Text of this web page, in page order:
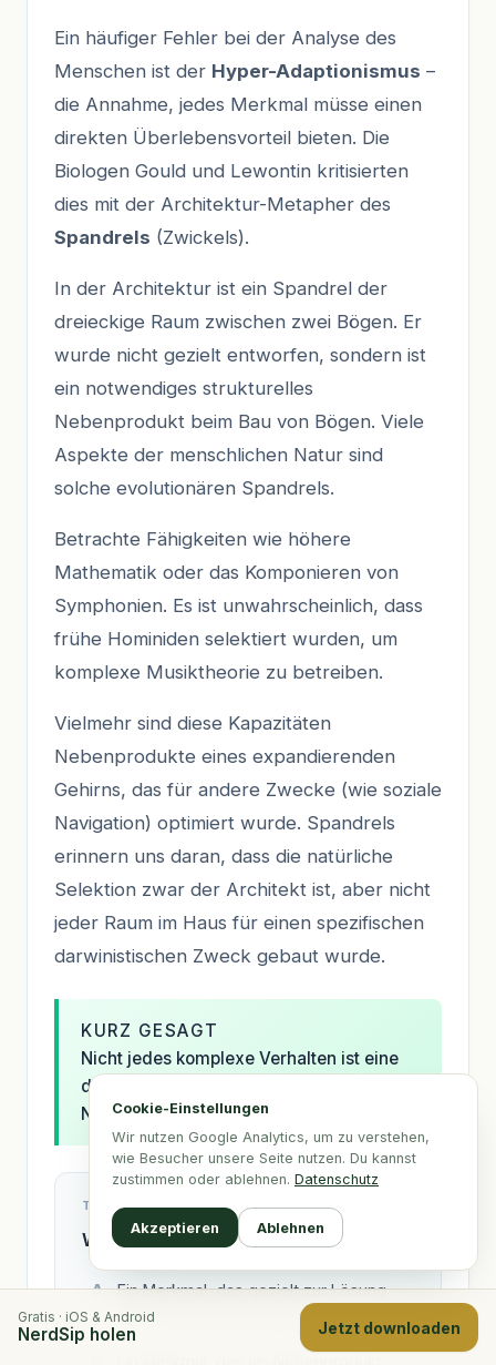
Gratis · iOS & Android
NerdSip holen Jetzt downloaden
Cookie-Einstellungen
Wir nutzen Google Analytics, um zu verstehen,
wie Besucher unsere Seite nutzen. Du kannst
zustimmen oder ablehnen. Datenschutz
Akzeptieren Ablehnen
Ein häufiger Fehler bei der Analyse des
Menschen ist der Hyper-Adaptionismus –
die Annahme, jedes Merkmal müsse einen
direkten Überlebensvorteil bieten. Die
Biologen Gould und Lewontin kritisierten
dies mit der Architektur-Metapher des
Spandrels (Zwickels).
In der Architektur ist ein Spandrel der
dreieckige Raum zwischen zwei Bögen. Er
wurde nicht gezielt entworfen, sondern ist
ein notwendiges strukturelles
Nebenprodukt beim Bau von Bögen. Viele
Aspekte der menschlichen Natur sind
solche evolutionären Spandrels.
Betrachte Fähigkeiten wie höhere
Mathematik oder das Komponieren von
Symphonien. Es ist unwahrscheinlich, dass
frühe Hominiden selektiert wurden, um
komplexe Musiktheorie zu betreiben.
Vielmehr sind diese Kapazitäten
Nebenprodukte eines expandierenden
Gehirns, das für andere Zwecke (wie soziale
Navigation) optimiert wurde. Spandrels
erinnern uns daran, dass die natürliche
Selektion zwar der Architekt ist, aber nicht
jeder Raum im Haus für einen spezifischen
darwinistischen Zweck gebaut wurde.
KURZ GESAGT
Nicht jedes komplexe Verhalten ist eine
direkte Anpassung; viele sind
Nebenprodukte unseres Gehirns.
TESTE DEIN WISSEN
Was ist ein „evolutionärer Spandrel“?
Ein Merkmal, das gezielt zur Lösung
eines Überlebensproblems entstand.